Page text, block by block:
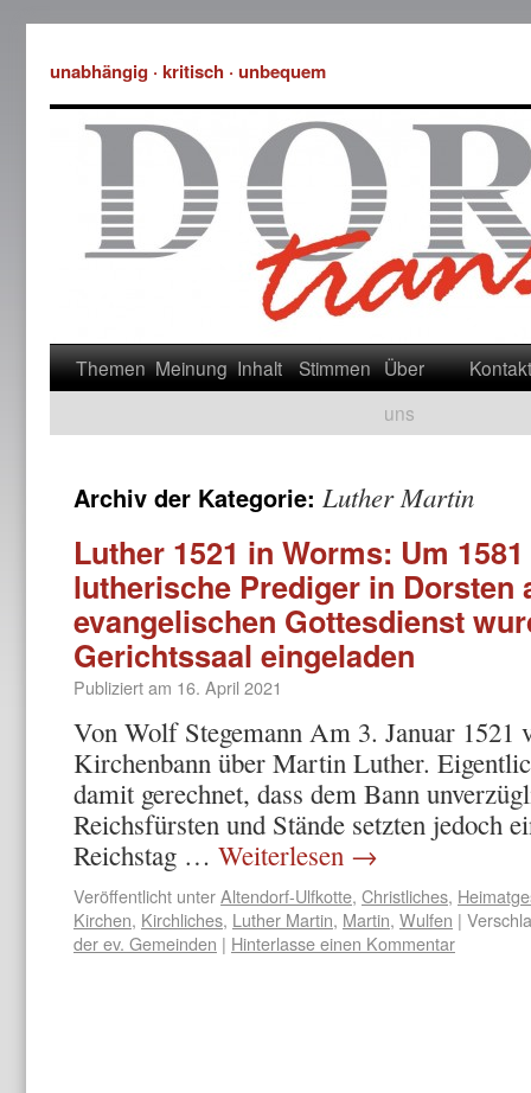
unabhängig · kritisch · unbequem
Themen Meinung Inhalt Stimmen Über
uns
Kontakt
Archiv der Kategorie: Luther Martin
Luther 1521 in Worms: Um
lutherische Prediger in Dorsten
evangelischen Gottesdienst
Gerichtssaal eingeladen
Publiziert am 16. April 2021
Von Wolf Stegemann Am 3. Januar 1521
Kirchenbann über Martin Luther.
damit gerechnet, dass dem Bann
Reichsfürsten und Stände setzten jedoch
Reichstag … Weiterlesen →
Veröffentlicht unterAltendorf-Ulfkotte, Christliches,
Kirchen, Kirchliches, Luther Martin, Martin, Wulfen |
der ev. Gemeinden | Hinterlasse einen Kommentar